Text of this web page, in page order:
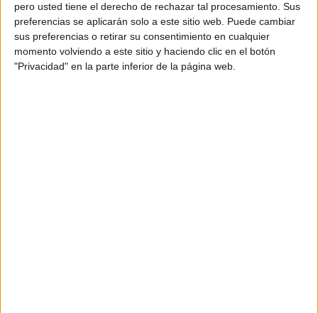
pero usted tiene el derecho de rechazar tal procesamiento. Sus
preferencias se aplicarán solo a este sitio web. Puede cambiar
sus preferencias o retirar su consentimiento en cualquier
momento volviendo a este sitio y haciendo clic en el botón
"Privacidad" en la parte inferior de la página web.
Recibió un plaza de Wild Card para el cuadro final, del
Espinar, y se deshizo de la rusa Daria Mishina en tres sets,
en primera ronda, para volver a vencer en los octavos de
final a la cabeza de serie número 4 del torneo, la española